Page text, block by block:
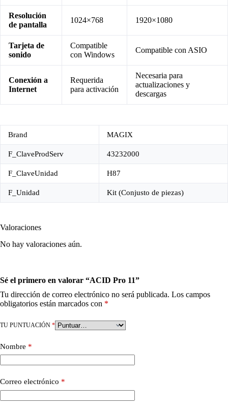
Resolución
de pantalla
1024×768 1920×1080
Tarjeta de
sonido
Compatible
con Windows
Compatible con ASIO
Conexión a
Internet
Requerida
para activación
Necesaria para
actualizaciones y
descargas
Brand MAGIX
F_ClaveProdServ 43232000
F_ClaveUnidad H87
F_Unidad Kit (Conjusto de piezas)
Valoraciones
No hay valoraciones aún.
Sé el primero en valorar “ACID Pro 11”
Tu dirección de correo electrónico no será publicada. Los campos
obligatorios están marcados con *
TU PUNTUACIÓN *
Nombre *
Correo electrónico *